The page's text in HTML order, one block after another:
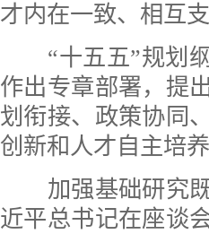
才内在一致、相互支
“十五五”规划纲
作出专章部署，提
划衔接、政策协同
创新和人才自主培养
加强基础研究既
近平总书记在座谈